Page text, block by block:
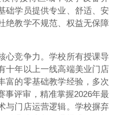
础学员提供专业、舒适、安
绝教学不规范、权益无保障
心竞争力。学校所有授课导
十年以上一线高端美业门店
富的零基础教学经验，多次
事评审，精准掌握2026年最
与门店运营逻辑。学校摒弃